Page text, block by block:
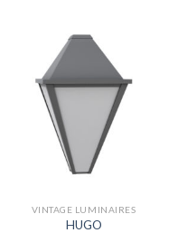
VINTAGE LUMINAIRES
HUGO